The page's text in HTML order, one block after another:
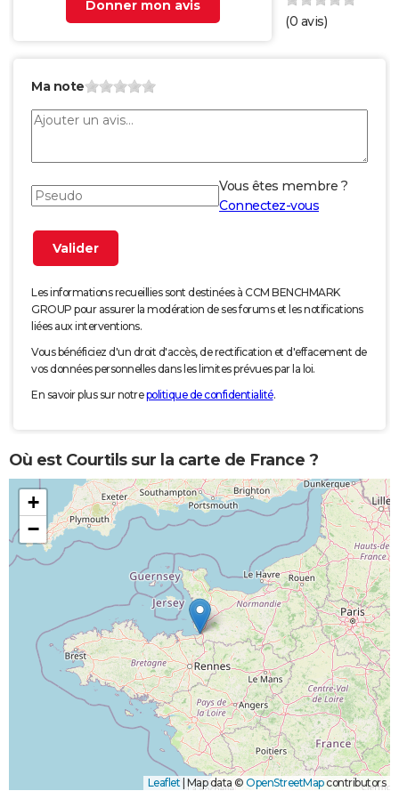
Donner mon avis
(0 avis)
Ma note
Vous êtes membre ?
Connectez-vous
Les informations recueillies sont destinées à CCM BENCHMARK
GROUP pour assurer la modération de ses forums et les notifications
liées aux interventions.
Vous bénéficiez d'un droit d'accès, de rectification et d'effacement de
vos données personnelles dans les limites prévues par la loi.
En savoir plus sur notrepolitique de confidentialité.
Où est Courtils sur la carte de France ?
+
−
Leaflet Map data © OpenStreetMapcontributors